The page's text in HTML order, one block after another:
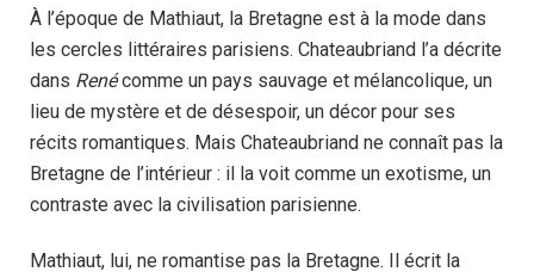
À l’époque de Mathiaut, la Bretagne est à la mode dans
les cercles littéraires parisiens. Chateaubriand l’a décrite
dans Renécomme un pays sauvage et mélancolique, un
lieu de mystère et de désespoir, un décor pour ses
récits romantiques. Mais Chateaubriand ne connaît pas la
Bretagne de l’intérieur : il la voit comme un exotisme, un
contraste avec la civilisation parisienne.
Mathiaut, lui, ne romantise pas la Bretagne. Il écrit la